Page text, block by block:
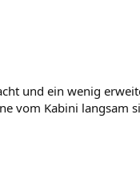
und ein wenig
vom Kabini langsam